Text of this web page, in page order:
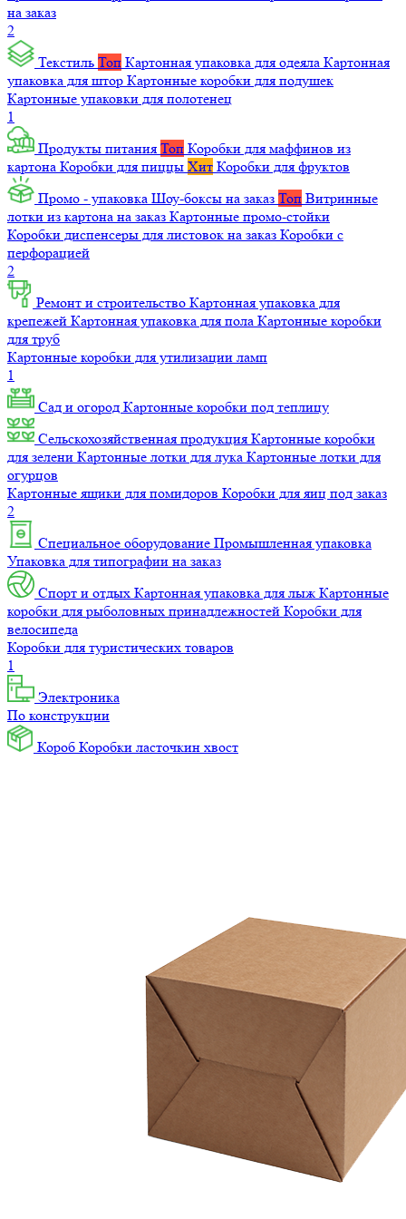
на заказ
2
Текстиль Топ Картонная упаковка для одеяла Картонная
упаковка для штор Картонные коробки для подушек
Картонные упаковки для полотенец
1
Продукты питания Топ Коробки для маффинов из
картона Коробки для пиццы Хит Коробки для фруктов
Промо - упаковка Шоу-боксы на заказ Топ Витринные
лотки из картона на заказ Картонные промо-стойки
Коробки диспенсеры для листовок на заказ Коробки с
перфорацией
2
Ремонт и строительство Картонная упаковка для
крепежей Картонная упаковка для пола Картонные коробки
для труб
Картонные коробки для утилизации ламп
1
Сад и огород Картонные коробки под теплицу
Сельскохозяйственная продукция Картонные коробки
для зелени Картонные лотки для лука Картонные лотки для
огурцов
Картонные ящики для помидоров Коробки для яиц под заказ
2
Специальное оборудование Промышленная упаковка
Упаковка для типографии на заказ
Спорт и отдых Картонная упаковка для лыж Картонные
коробки для рыболовных принадлежностей Коробки для
велосипеда
Коробки для туристических товаров
1
Электроника
По конструкции
Короб Коробки ласточкин хвост